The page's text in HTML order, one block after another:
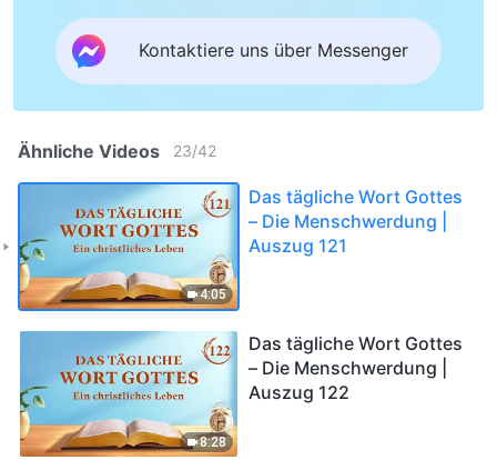
Kontaktiere uns über Messenger
Ähnliche Videos 23/42
4:05
Das tägliche Wort Gottes
– Die Menschwerdung |
Auszug 121
8:28
Das tägliche Wort Gottes
– Die Menschwerdung |
Auszug 122